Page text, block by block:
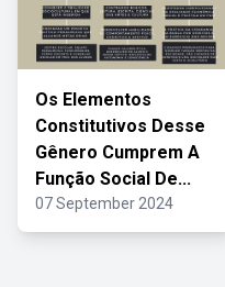
Os Elementos
Constitutivos Desse
Gênero Cumprem A
Função Social De...
07 September 2024